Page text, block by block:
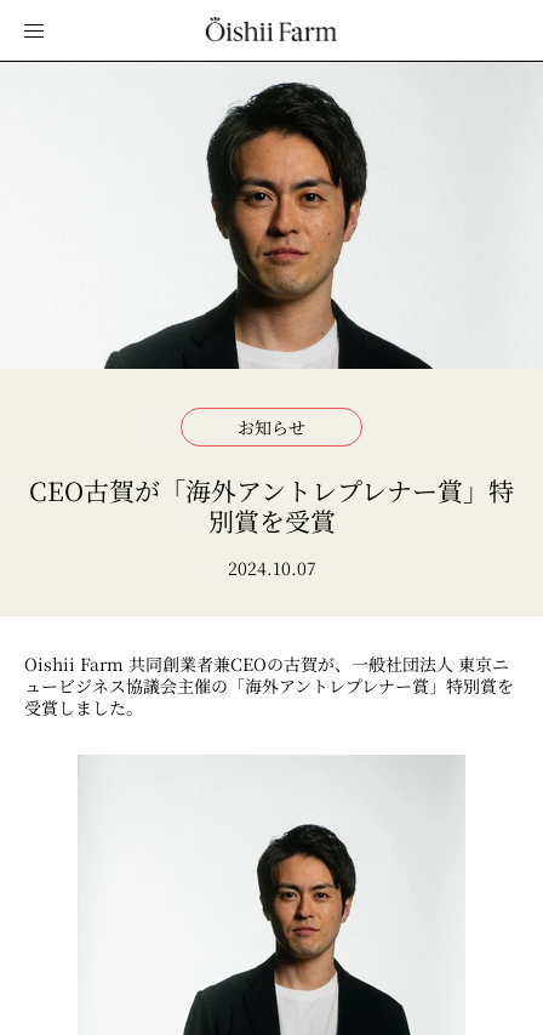
お知らせ
CEO古賀が「海外アントレプレナー賞」特
別賞を受賞
2024.10.07
Oishii Farm 共同創業者兼CEOの古賀が、一般社団法人 東京ニ
ュービジネス協議会主催の「海外アントレプレナー賞」特別賞を
受賞しました。